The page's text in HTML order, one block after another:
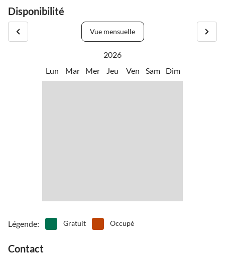
Disponibilité
Vue mensuelle
2026
Lun
Mar Mer Jeu Ven Sam Dim
Légende: Gratuit Occupé
Contact